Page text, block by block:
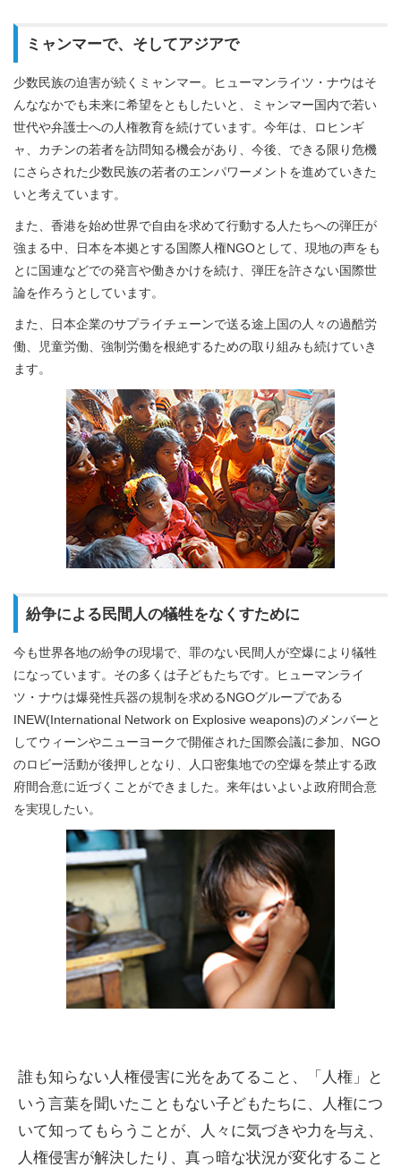
ミャンマーで、そしてアジアで
少数民族の迫害が続くミャンマー。ヒューマンライツ・ナウはそ
んななかでも未来に希望をともしたいと、ミャンマー国内で若い
世代や弁護士への人権教育を続けています。今年は、ロヒンギ
ャ、カチンの若者を訪問知る機会があり、今後、できる限り危機
にさらされた少数民族の若者のエンパワーメントを進めていきた
いと考えています。
また、香港を始め世界で自由を求めて行動する人たちへの弾圧が
強まる中、日本を本拠とする国際人権NGOとして、現地の声をも
とに国連などでの発言や働きかけを続け、弾圧を許さない国際世
論を作ろうとしています。
また、日本企業のサプライチェーンで送る途上国の人々の過酷労
働、児童労働、強制労働を根絶するための取り組みも続けていき
ます。
紛争による民間人の犠牲をなくすために
今も世界各地の紛争の現場で、罪のない民間人が空爆により犠牲
になっています。その多くは子どもたちです。ヒューマンライ
ツ・ナウは爆発性兵器の規制を求めるNGOグループである
INEW(International Network on Explosive weapons)のメンバーと
してウィーンやニューヨークで開催された国際会議に参加、NGO
のロビー活動が後押しとなり、人口密集地での空爆を禁止する政
府間合意に近づくことができました。来年はいよいよ政府間合意
を実現したい。
誰も知らない人権侵害に光をあてること、「人権」と
いう言葉を聞いたこともない子どもたちに、人権につ
いて知ってもらうことが、人々に気づきや力を与え、
人権侵害が解決したり、真っ暗な状況が変化すること